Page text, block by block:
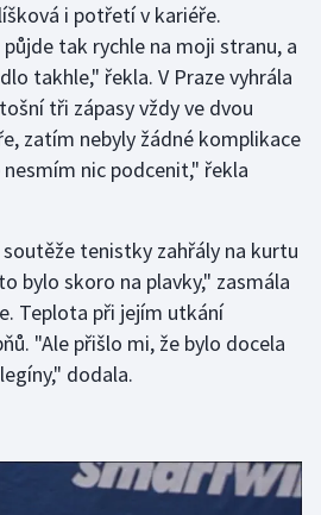
i potřetí v kariéře.
tak rychle na moji stranu, a
takhle," řekla. V Praze vyhrála
tři zápasy vždy ve dvou
zatím nebyly žádné komplikace
nesmím nic podcenit," řekla
tenistky zahřály na kurtu
bylo skoro na plavky," zasmála
Teplota při jejím utkání
"Ale přišlo mi, že bylo docela
dodala.